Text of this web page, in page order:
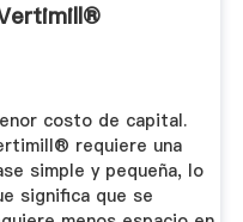
costo de capital.
requiere una
simple y pequeña, lo
significa que se